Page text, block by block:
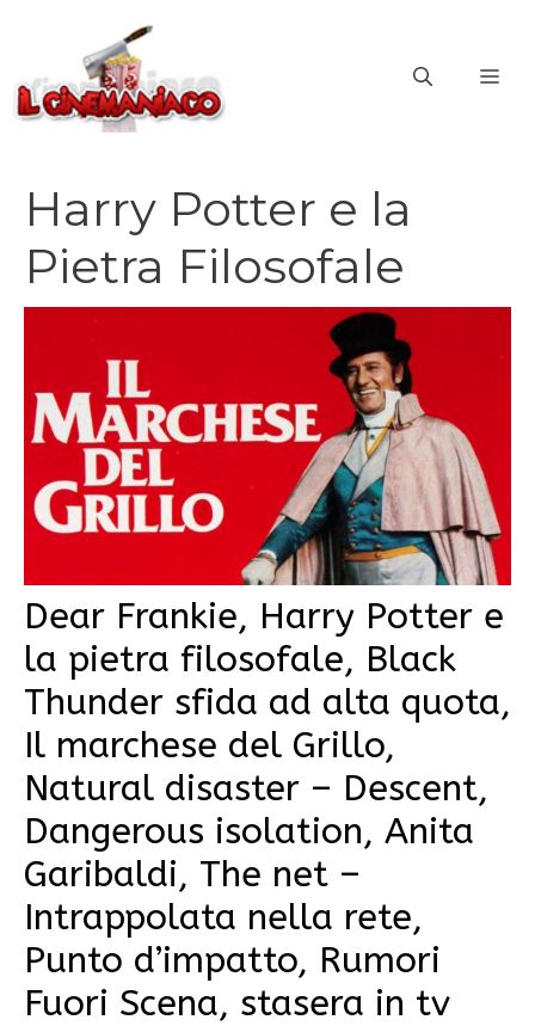
contenuto
Harry Potter e la
Pietra Filosofale
Dear Frankie, Harry Potter e
la pietra filosofale, Black
Thunder sfida ad alta quota,
Il marchese del Grillo,
Natural disaster – Descent,
Dangerous isolation, Anita
Garibaldi, The net –
Intrappolata nella rete,
Punto d’impatto, Rumori
Fuori Scena, stasera in tv